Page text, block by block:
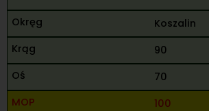
Koszalin
90
70
100